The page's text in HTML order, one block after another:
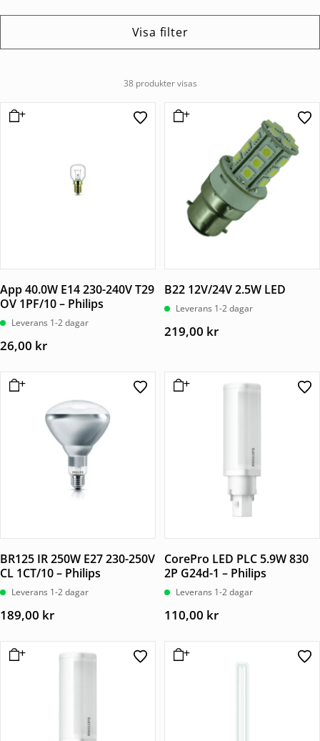
Visa filter
38 produkter visas
App 40.0W E14 230-240V T29
OV 1PF/10 – Philips
Leverans 1-2 dagar
26,00 kr
B22 12V/24V 2.5W LED
Leverans 1-2 dagar
219,00 kr
BR125 IR 250W E27 230-250V
CL 1CT/10 – Philips
Leverans 1-2 dagar
189,00 kr
CorePro LED PLC 5.9W 830
2P G24d-1 – Philips
Leverans 1-2 dagar
110,00 kr